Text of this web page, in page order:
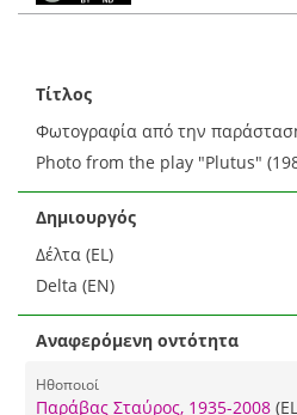
Τίτλος
Φωτογραφία από την
Photo from the play "Plutus"
Δημιουργός
Δέλτα (EL)
Delta (EN)
Αναφερόμενη οντότητα
Ηθοποιοί
Παράβας Σταύρος, 1935-2008